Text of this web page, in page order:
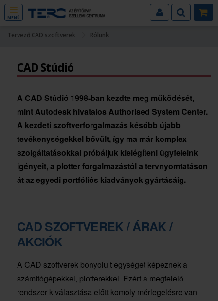
MENÜ
Tervező CAD szoftverek Rólunk
CAD Stúdió
A CAD Stúdió 1998-ban kezdte meg működését,
mint Autodesk hivatalos Authorised System Center.
A kezdeti szoftverforgalmazás később újabb
tevékenységekkel bővült, így ma már komplex
szolgáltatásokkal próbáljuk kielégíteni ügyfeleink
igényeit, a plotter forgalmazástól a tervnyomtatáson
át az egyedi portfóliós kiadványok gyártásáig.
CAD SZOFTVEREK / ÁRAK /
AKCIÓK
A CAD szoftverek bonyolult egységet képeznek a
számítógépekkel, plotterekkel. Ezért a megfelelő
rendszer kiválasztása előtt komoly mérlegelésre van